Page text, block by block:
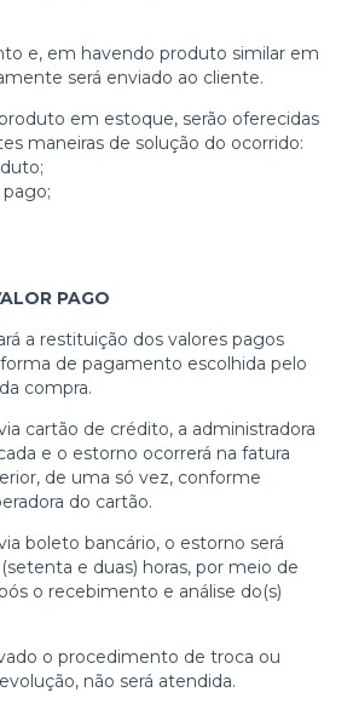
e, em havendo produto similar em
será enviado ao cliente.
em estoque, serão oferecidas
maneiras de solução do ocorrido:
PAGO
a restituição dos valores pagos
de pagamento escolhida pelo
compra.
cartão de crédito, a administradora
e o estorno ocorrerá na fatura
de uma só vez, conforme
do cartão.
boleto bancário, o estorno será
e duas) horas, por meio de
o recebimento e análise do(s)
o procedimento de troca ou
não será atendida.